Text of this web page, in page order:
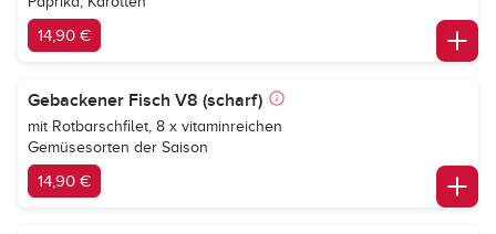
14,90 €
Gebackener Fisch V8 (scharf)
mit Rotbarschfilet, 8 x vitaminreichen
Gemüsesorten der Saison
14,90 €